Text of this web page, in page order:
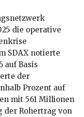
die operative
SDAX notierte
auf Basis
der
Prozent auf
mit 561 Millionen
der Rohertrag von